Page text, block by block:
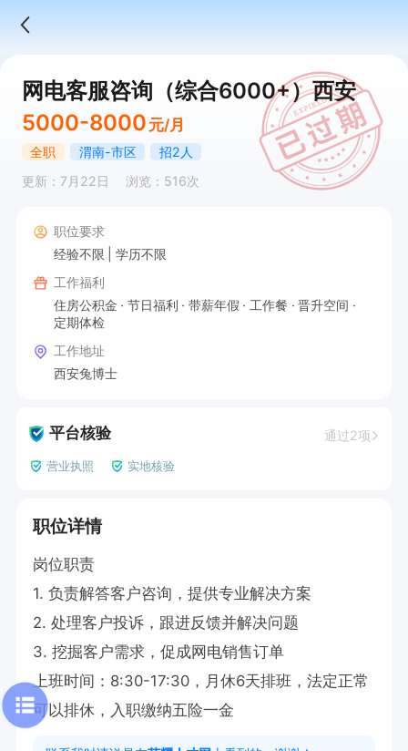
网电客服咨询（综合6000+）西安
5000-8000 元/月
全职 渭南-市区
招2人
更新：7月22日
浏览：516次
职位要求
经验不限
学历不限
工作福利
住房公积金
节日福利 带薪年假 工作餐
晋升空间
定期体检
工作地址
西安兔博士
平台核验 通过2项
营业执照 实地核验
职位详情
岗位职责
1. 负责解答客户咨询，提供专业解决方案
2. 处理客户投诉，跟进反馈并解决问题
3. 挖掘客户需求，促成网电销售订单
上班时间：8:30-17:30，月休6天排班，法定正常
可以排休，入职缴纳五险一金